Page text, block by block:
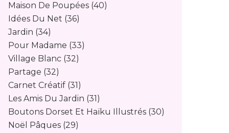
Maison De Poupées (40)
Idées Du Net (36)
Jardin (34)
Pour Madame (33)
Village Blanc (32)
Partage (32)
Carnet Créatif (31)
Les Amis Du Jardin (31)
Boutons Dorset Et Haïku Illustrés (30)
Noël Pâques (29)